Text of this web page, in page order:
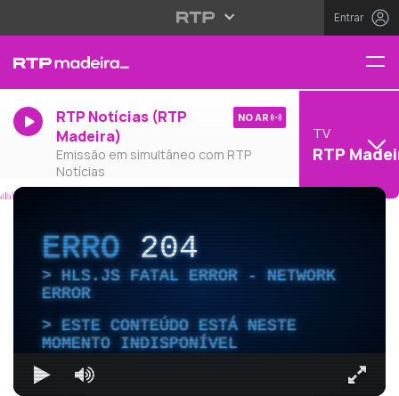
Entrar
RTP Notícias (RTP
Madeira)
Emissão em simultâneo com RTP
Notícias
NO AR
TV
RTP
ERRO204
HLS.JS FATAL ERROR - NETWORK
ERROR
ESTE CONTEÚDO ESTÁ NESTE
MOMENTO INDISPONÍVEL